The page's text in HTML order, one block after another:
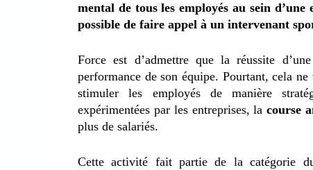
mental de tous les employés au sein
possible de faire appel à un intervenant
Force est d’admettre que la réussite
performance de son équipe. Pourtant, cela
stimuler les employés de manière
expérimentées par les entreprises, la course
plus de salariés.
Cette activité fait partie de la catégorie